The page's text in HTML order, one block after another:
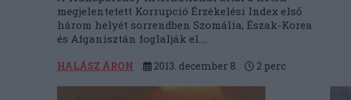
megjelentetett Korrupció Érzékelési Index első
három helyét sorrendben Szomália, Észak-Korea
és Afganisztán foglalják el....
HALÁSZ ÁRON 2013. december 8. 2 perc